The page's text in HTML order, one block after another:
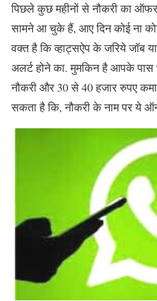
पिछले कुछ महीनों से नौकरी का
सामने आ चुके हैं, आए दिन कोई ना
वक्त है कि व्हाट्सऐप के जरिये जॉब
अलर्ट होने का. मुमकिन है आपके
नौकरी और 30 से 40 हजार रुपए
सकता है कि, नौकरी के नाम पर ये